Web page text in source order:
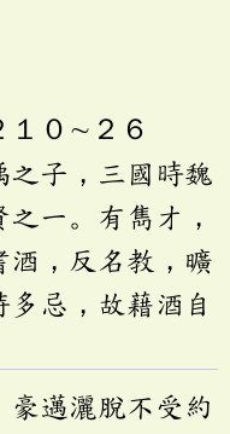
１０∼２６
之子，三國時魏
一。有雋才，
酒，反名教，曠
忌，故藉酒自
邁灑脫不受約